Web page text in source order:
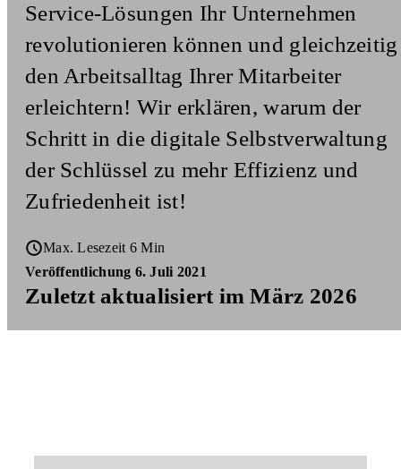
Service-Lösungen Ihr Unternehmen
revolutionieren können und gleichzeitig
den Arbeitsalltag Ihrer Mitarbeiter
erleichtern! Wir erklären, warum der
Schritt in die digitale Selbstverwaltung
der Schlüssel zu mehr Effizienz und
Zufriedenheit ist!
Max. Lesezeit 6 Min
Veröffentlichung 6. Juli 2021
Zuletzt aktualisiert im März 2026